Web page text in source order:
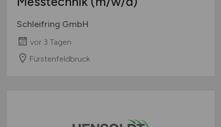
Schleifring GmbH
vor 3 Tagen
Fürstenfeldbruck